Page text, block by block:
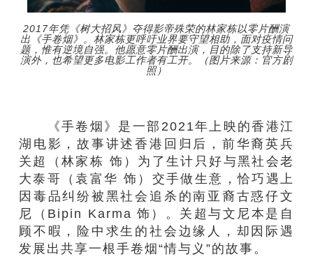
2017年凭《树大招风》夺得影帝殊荣的林家栋以零片酬演
出《手卷烟》。林家栋更呼吁业界要守望相助，面对疫情问
题，惟有逆境自强。他愿意零片酬出演，目的除了支持新导
演外，也希望更多电影工作者有工开。（图片来源：官方剧
照）
《手卷烟》是一部2021年上映的香港江
湖电影，故事讲述香港回归后，前华裔英兵
关超（林家栋 饰）为了生计只好与黑社会老
大泰哥（袁富华 饰）交手做生意，恰巧遇上
因毒品纠纷被黑社会追杀的南亚裔古惑仔文
尼（Bipin Karma 饰）。关超与文尼本是自
顾不暇，险中求生的社会边缘人，却因际遇
发展出共享一根手卷烟“情与义”的故事。